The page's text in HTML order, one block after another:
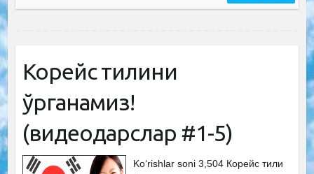
Корейс тилини
ўрганамиз!
(видеодарслар #1-5)
Ko‘rishlar soni 3,504 Корейс тили